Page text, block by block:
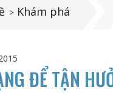
> Khám phá
ĐỂ TẬN